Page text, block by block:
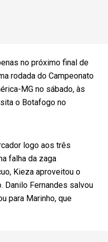
no próximo final de
rodada do Campeonato
MG no sábado, às
o Botafogo no
logo aos três
falha da zaga
Kieza aproveitou o
Danilo Fernandes salvou
para Marinho, que